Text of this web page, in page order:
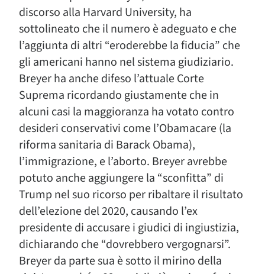
discorso alla Harvard University, ha
sottolineato che il numero è adeguato e che
l’aggiunta di altri “eroderebbe la fiducia” che
gli americani hanno nel sistema giudiziario.
Breyer ha anche difeso l’attuale Corte
Suprema ricordando giustamente che in
alcuni casi la maggioranza ha votato contro
desideri conservativi come l’Obamacare (la
riforma sanitaria di Barack Obama),
l’immigrazione, e l’aborto. Breyer avrebbe
potuto anche aggiungere la “sconfitta” di
Trump nel suo ricorso per ribaltare il risultato
dell’elezione del 2020, causando l’ex
presidente di accusare i giudici di ingiustizia,
dichiarando che “dovrebbero vergognarsi”.
Breyer da parte sua è sotto il mirino della